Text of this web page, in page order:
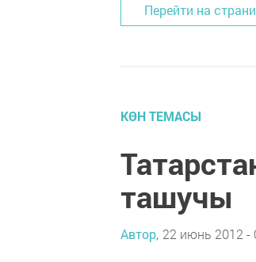
Перейти на
КӨН ТЕМАСЫ
ташучы
Автор, 22 июнь 2012 -